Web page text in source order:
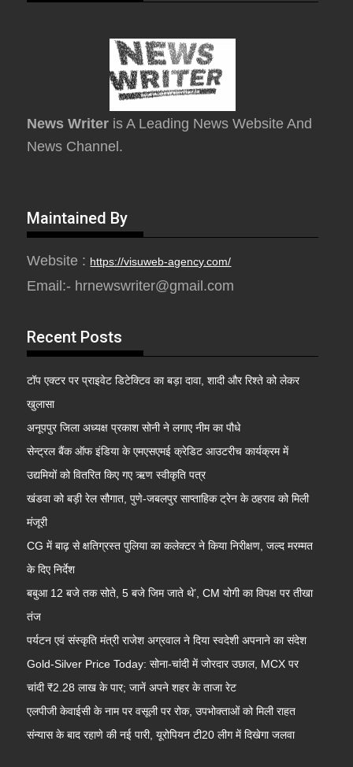
News Writer is A Leading News Website And
News Channel.
Maintained By
Website : https://visuweb-agency.com/
Email:- hrnewswriter@gmail.com
Recent Posts
टॉप एक्टर पर प्राइवेट डिटेक्टिव का बड़ा दावा, शादी और रिश्ते को लेकर
खुलासा
अनूपपुर जिला अध्यक्ष प्रकाश सोनी ने लगाए नीम का पौधे
सेन्ट्रल बैंक ऑफ इंडिया के एमएसएमई क्रेडिट आउटरीच कार्यक्रम में
उद्यमियों को वितरित किए गए ऋण स्वीकृति पत्र
खंडवा को बड़ी रेल सौगात, पुणे-जबलपुर साप्ताहिक ट्रेन के ठहराव को मिली
मंजूरी
CG में बाढ़ से क्षतिग्रस्त पुलिया का कलेक्टर ने किया निरीक्षण, जल्द मरम्मत
के दिए निर्देश
बबुआ 12 बजे तक सोते, 5 बजे जिम जाते थे’, CM योगी का विपक्ष पर तीखा
तंज
पर्यटन एवं संस्कृति मंत्री राजेश अग्रवाल ने दिया स्वदेशी अपनाने का संदेश
Gold-Silver Price Today: सोना-चांदी में जोरदार उछाल, MCX पर
चांदी ₹2.28 लाख के पार; जानें अपने शहर के ताजा रेट
एलपीजी केवाईसी के नाम पर वसूली पर रोक, उपभोक्ताओं को मिली राहत
संन्यास के बाद रहाणे की नई पारी, यूरोपियन टी20 लीग में दिखेगा जलवा